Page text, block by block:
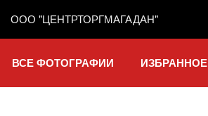
ООО "ЦЕНТРТОРГМАГАДАН"
ВСЕ ФОТОГРАФИИ ИЗБРАННОЕ